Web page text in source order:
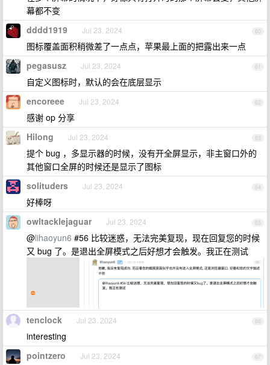
幕都不变
60
dddd1919 Jul 23, 2024
图标覆盖面积稍微差了一点点，苹果最上面的把露出来一点
61
pegasusz Jul 23, 2024
自定义图标时，默认的会在底层显示
62
encoreee Jul 23, 2024
感谢 op 分享
63
Hilong Jul 23, 2024
提个 bug ，多显示器的时候，没有开全屏显示，非主窗口外的
其他窗口全屏的时候还是显示了图标
64
solituders Jul 23, 2024
好棒呀
65
owltacklejaguar Jul 23, 2024
@lihaoyun6 #56 比较迷惑，无法完美复现，现在回复您的时候
又 bug 了。是退出全屏模式之后好想才会触发。我正在测试
66
tenclock Jul 23, 2024
interesting
67
pointzero Jul 23, 2024